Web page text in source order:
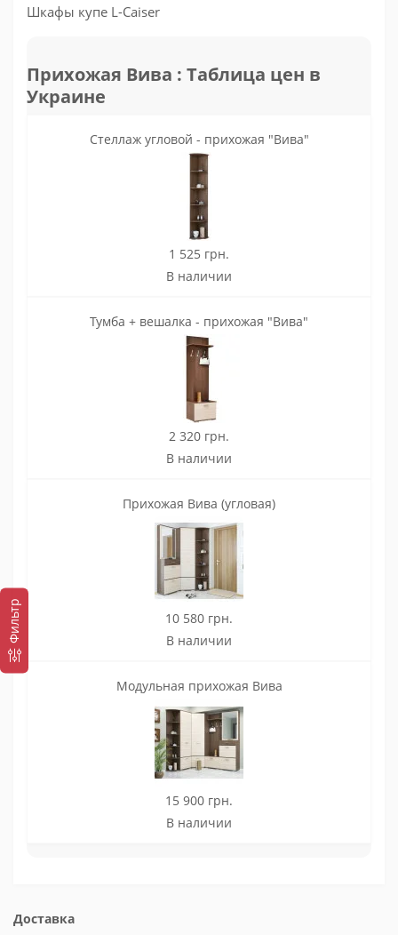
Фильтр
Шкафы купе L-Caiser
Прихожая Вива : Таблица цен в
Украине
Стеллаж угловой - прихожая "Вива"
1 525 грн.
В наличии
Тумба + вешалка - прихожая "Вива"
2 320 грн.
В наличии
Прихожая Вива (угловая)
10 580 грн.
В наличии
Модульная прихожая Вива
15 900 грн.
В наличии
Доставка